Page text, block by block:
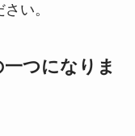
い。
つになりま